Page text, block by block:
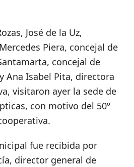
José de la Uz,
Piera, concejal de
concejal de
Ana Isabel Pita, directora
visitaron ayer la sede de
con motivo del 50º
fue recibida por
director general de